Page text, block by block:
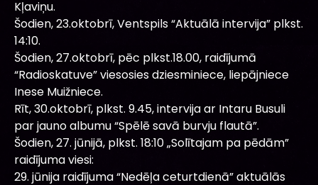
Kļaviņu.
Šodien, 23.oktobrī, Ventspils “Aktuālā intervija” plkst.
14:10.
Šodien, 27.oktobrī, pēc plkst.18.00, raidījumā
“Radioskatuve” viesosies dziesminiece, liepājniece
Inese Muižniece.
Rīt, 30.oktobrī, plkst. 9.45, intervija ar Intaru Busuli
par jauno albumu “Spēlē savā burvju flautā”.
Šodien, 27. jūnijā, plkst. 18:10 „Solītajam pa pēdām”
raidījuma viesi:
29. jūnija raidījuma “Nedēļa ceturtdienā” aktuālās